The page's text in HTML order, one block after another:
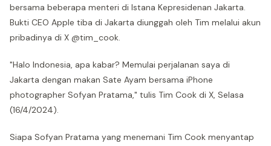
bersama beberapa menteri di Istana Kepresidenan Jakarta.
Bukti CEO Apple tiba di Jakarta diunggah oleh Tim melalui akun
pribadinya di X @tim_cook.
"Halo Indonesia, apa kabar? Memulai perjalanan saya di
Jakarta dengan makan Sate Ayam bersama iPhone
photographer Sofyan Pratama," tulis Tim Cook di X, Selasa
(16/4/2024).
Siapa Sofyan Pratama yang menemani Tim Cook menyantap